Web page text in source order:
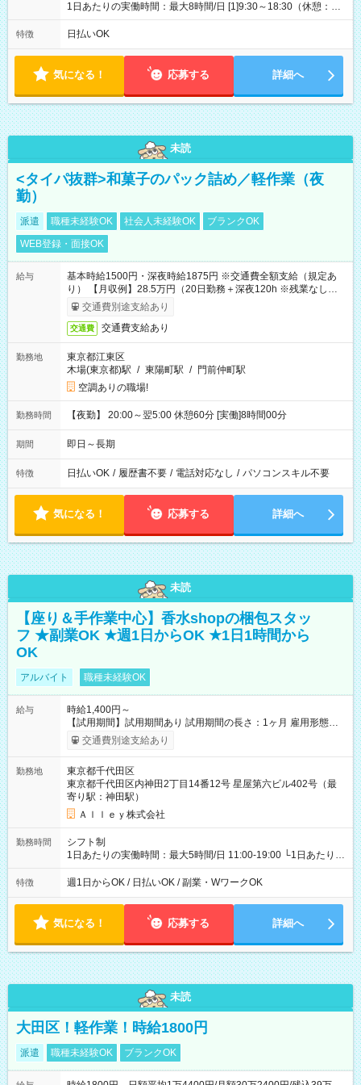
1日あたりの実働時間：最大8時間/日 [1]9:30～18:30（休憩：1
時間） [2]15:30～19:30（休憩：なし） ・平日のみ週3日 【土日
祝】9:30～18:30(実働8時間)【平日】15:30～19:30(実働4時間)
特徴 日払いOK
気になる！ 応募する 詳細へ
未読
<タイパ抜群>和菓子のパック詰め／軽作業（夜
勤）
派遣 職種未経験OK 社会人未経験OK
ブランクOK
WEB登録・面接OK
給与
基本時給1500円・深夜時給1875円 ※交通費全額支給（規定あ
り） 【月収例】28.5万円（20日勤務＋深夜120h ※残業なしの場
合）交通費別途支給あり
交通費 交通費支給あり
勤務地
東京都江東区
木場(東京都)駅 / 東陽町駅 / 門前仲町駅
空調ありの職場!
勤務時間 【夜勤】 20:00～翌5:00 休憩60分 [実働]8時間00分
期間 即日～長期
特徴 日払いOK / 履歴書不要 / 電話対応なし / パソコンスキル不要
気になる！ 応募する 詳細へ
未読
【座り＆手作業中心】香水shopの梱包スタッ
フ ★副業OK ★週1日からOK ★1日1時間から
OK
アルバイト 職種未経験OK
給与
時給1,400円～
【試用期間】試用期間あり 試用期間の長さ：1ヶ月 雇用形態、
給与は本採用時と同じです。
交通費別途支給あり
勤務地
東京都千代田区
東京都千代田区内神田2丁目14番12号 星屋第六ビル402号（最
寄り駅：神田駅）
Ａｌｌｅｙ株式会社
勤務時間
シフト制
1日あたりの実働時間：最大5時間/日 11:00-19:00 └1日あたりの
実働時間：1-5時間 └上記の時間帯内であれば、いつでも勤務可
能！ └平日・土曜日の中で、お好きな曜日でご勤務いただけま
18:00 などのように、自由な働き方が可能なお仕事です！
特徴 週1日からOK / 日払いOK / 副業・WワークOK
気になる！ 応募する 詳細へ
未読
大田区！軽作業！時給1800円
派遣 職種未経験OK ブランクOK